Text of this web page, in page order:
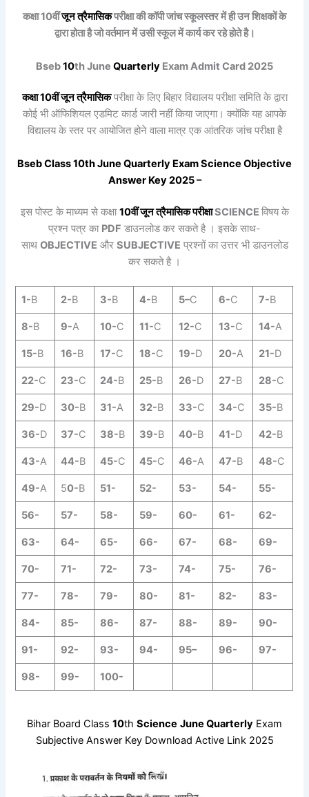
कक्षा 10वींजून त्रैमासिकपरीक्षा की कॉपी जांच स्कूलस्तर में ही उन शिक्षकों के
द्वारा होता है जो वर्तमान में उसी स्कूल में कार्य कर रहे होते है।
Bseb10th June Quarterly Exam Admit Card 2025
कक्षा10वींजून त्रैमासिकपरीक्षा के लिए बिहार विद्यालय परीक्षा समिति के द्वारा
कोई भी ऑफिशियल एडमिट कार्ड जारी नहीं किया जाएगा। क्योंकि यह आपके
विद्यालय के स्तर पर आयोजित होने वाला मात्र एक आंतरिक जांच परीक्षा है
Bseb Class10th June Quarterly ExamScience Objective
Answer Key 2025 –
इस पोस्ट के माध्यम से कक्षा10वींजून त्रैमासिकपरीक्षाSCIENCE विषय के
प्रश्न पत्र का PDF डाउनलोड कर सकते है । इसके साथ-
साथ OBJECTIVE और SUBJECTIVE प्रश्नों का उत्तर भी डाउनलोड
कर सकते है ।
1-B 2-B 3-B 4-B 5–C 6-C 7-B
8-B 9-A 10-C 11-C 12-C 13-C 14-A
15-B 16-B 17-C 18-C 19-D 20-A 21-D
22-C 23-C 24-B 25-B 26-D 27-B 28-C
29-D 30-B 31-A 32-B 33-C 34-C 35-B
36-D 37-C 38-B 39-B 40-B 41-D 42-B
43-A 44-B 45-C 45-C 46-A 47-B 48-C
49-A 50-B 51- 52- 53- 54- 55-
56- 57- 58- 59- 60- 61- 62-
63- 64- 65- 66- 67- 68- 69-
70- 71- 72- 73- 74- 75- 76-
77- 78- 79- 80- 81- 82- 83-
84- 85- 86- 87- 88- 89- 90-
91- 92- 93- 94- 95– 96- 97-
98- 99- 100-
Bihar Board Class 10th Science June Quarterly Exam
Subjective Answer Key Download Active Link 2025